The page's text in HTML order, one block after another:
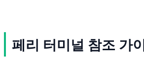
페리 터미널 참조 가